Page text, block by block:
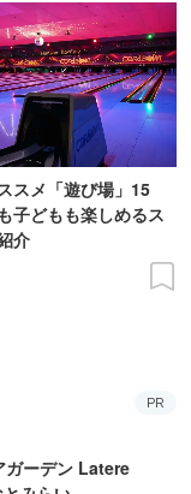
スメ「遊び場」15
子どもも楽しめるス
介
PR
ガーデン Latere